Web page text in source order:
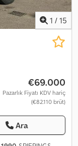
1 / 15
€69.000
Pazarlık Fiyatı KDV hariç
(€82.110 brüt)
Ara